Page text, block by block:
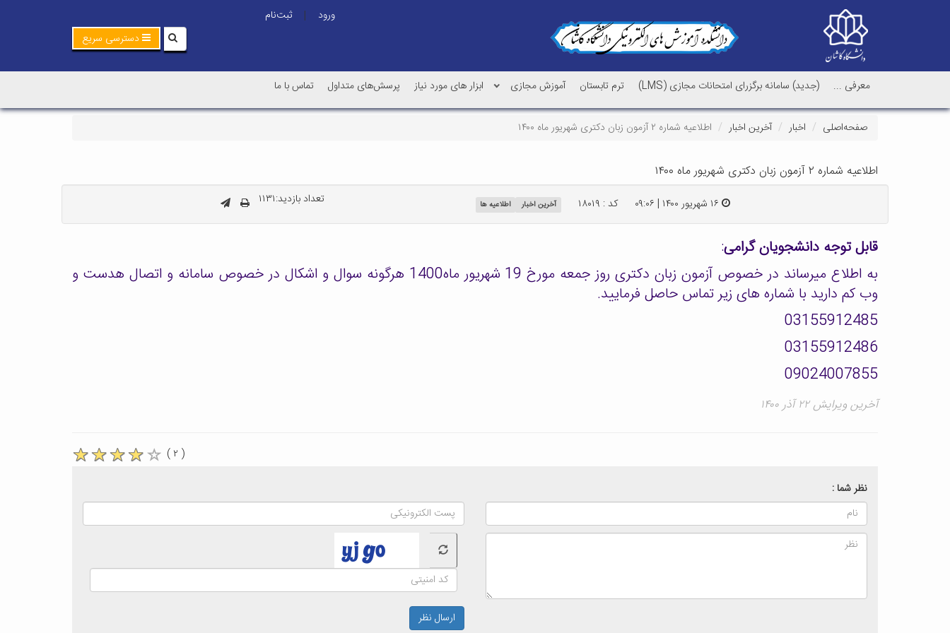
ورود |
ثبت‌نام
دسترسی سریع
معرفی ... (جدید) سامانه برگزرای امتحانات مجازی (LMS) ترم تابستان آموزش مجازی ابزار های مورد نیاز پرسش‌های متداول تماس با ما
صفحه‌اصلی اخبار آخرین اخبار اطلاعیه شماره ۲ آزمون زبان دکتری شهریور ماه ۱۴۰۰
اطلاعیه شماره ۲ آزمون زبان دکتری شهریور ماه ۱۴۰۰
کد : ۱۸۰۱۹ آخرین اخبار اطلاعیه ها تعداد بازدید:۱۱۳۱
قابل توجه دانشجویان گرامی:
به اطلاع میرساند در خصوص آزمون زبان دکتری روز جمعه مورخ 19 شهریور ماه1400 هرگونه سوال و اشکال در خصوص سامانه و اتصال هدست و
وب کم دارید با شماره های زیر تماس حاصل فرمایید.
03155912485
03155912486
09024007855
آخرین ویرایش ۲۲ آذر ۱۴۰۰
( ۲ )
نظر شما :
ارسال نظر